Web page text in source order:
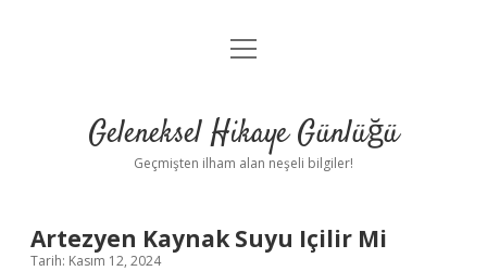
Anasayfa
Yasal Uyarı
menüyü
Geleneksel Hikaye Günlüğü
Geçmişten ilham alan neşeli bilgiler!
Artezyen Kaynak Suyu Içilir Mi
Tarih: Kasım 12, 2024